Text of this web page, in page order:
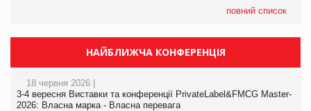
повний список
НАЙБЛИЖЧА КОНФЕРЕНЦІЯ
18 червня 2026 |
3-4 вересня Виставки та конференції PrivateLabel&FMCG Master-
2026: Власна марка - Власна перевага